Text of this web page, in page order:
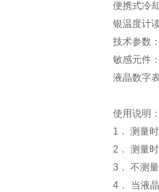
便携式冷
银温度计
技术参数
敏感元件
液晶数字
使用说明
1． 测量
2． 测量
3． 不测
4． 当液